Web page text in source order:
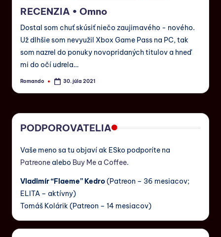
RECENZIA • Omno
Dostal som chuť skúsiť niečo zaujimavého - nového.
Už dlhšie som nevyužil Xbox Game Pass na PC, tak
som nazrel do ponuky novopridaných titulov a hneď
mi do očí udrela…
Romando 30. júla 2021
PODPOROVATELIA
Vaše meno sa tu objaví ak ESko podporíte na
Patreone alebo Buy Me a Coffee.
Vladimír “Flaeme” Kedro(Patreon – 36 mesiacov;
ELITA – aktívny)
Tomáš Kolárik (Patreon – 14 mesiacov)